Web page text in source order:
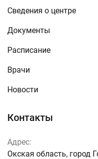
Контакты
Адрес:
Окская область, город
Сведения о центре
Документы
Расписание
Врачи
Новости